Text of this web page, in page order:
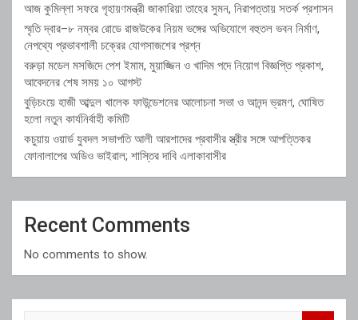
আজ কুমিল্লা সফরে গৃহায়ণমন্ত্রী জাকারিয়া তাহের সুমন, নিরাপত্তায় সতর্ক প্রশাসন
স্মৃতি দ্বার–৮ নম্বর রোডে রাজউকের নিয়ম ভঙ্গের অভিযোগে বহুতল ভবন নির্মাণ,
নেপথ্যে প্রভাবশালী চক্রের যোগসাজশের প্রশ্ন
বরুড়া মডেল মসজিদে পেশ ইমাম, মুয়াজ্জিন ও খাদিম পদে নিয়োগ বিজ্ঞপ্তি প্রকাশ,
আবেদনের শেষ সময় ১০ আগস্ট
বুড়িচংয়ে হাজী আব্দুল খালেক ফাউন্ডেশনের আলোচনা সভা ও আনন্দ ভ্রমণ, ঘোষিত
হলো নতুন কার্যনির্বাহী কমিটি
কচুয়ায় ওয়ার্ড যুবদল সভাপতি আলী আরশাদের প্রবাসীর স্ত্রীর সঙ্গে আপত্তিকর
ফোনালাপের অডিও ভাইরাল; শাস্তির দাবি এলাকাবাসীর
Recent Comments
No comments to show.